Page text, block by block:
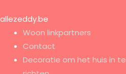
allezeddy.be
Woon linkpartners
Contact
Decoratie om het huis in te